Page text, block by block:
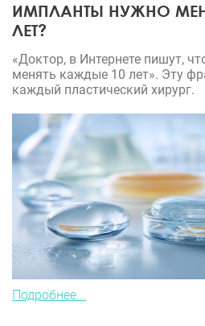
ИМПЛАНТЫ НУЖНО
ЛЕТ?
«Доктор, в Интернете пишут,
менять каждые 10 лет». Эту
каждый пластический хирург.
Подробнее...